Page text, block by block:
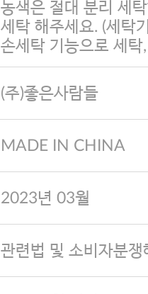
농색은 절대 분리 세
세탁 해주세요. (세탁
손세탁 기능으로 세탁
(주)좋은사람들
MADE IN CHINA
2023년 03월
관련법 및 소비자분